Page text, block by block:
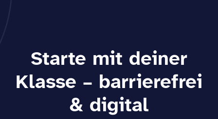
Starte mit deiner
Klasse – barrierefrei
& digital